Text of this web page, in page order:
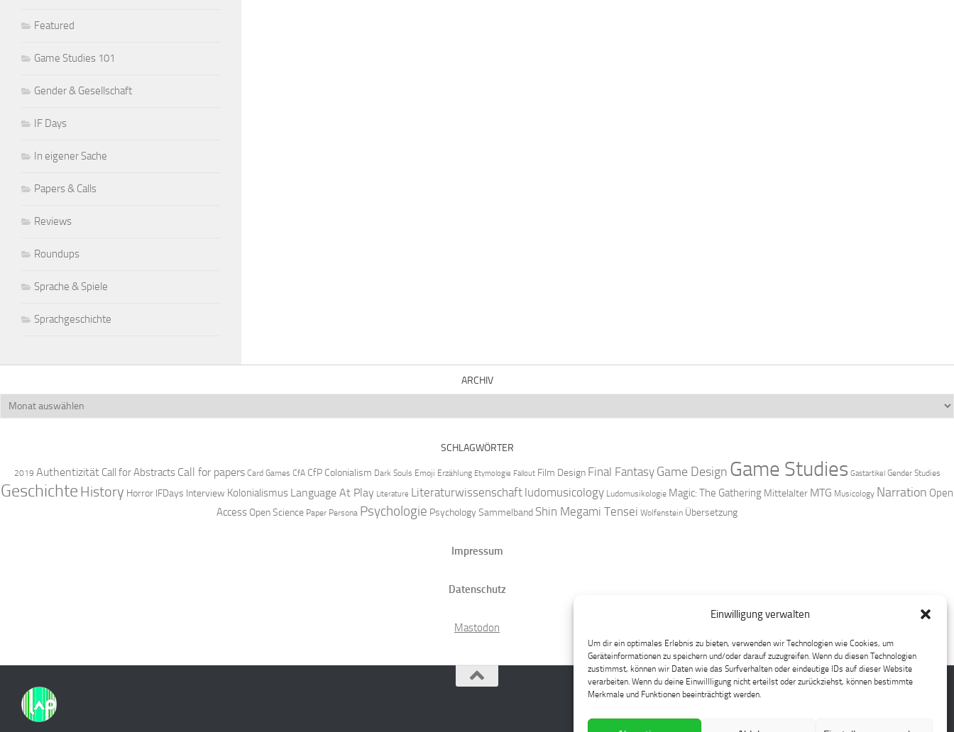
Einwilligung verwalten
Um dir ein optimales Erlebnis zu bieten, verwenden wir Technologien wie Cookies, um
Geräteinformationen zu speichern und/oder darauf zuzugreifen. Wenn du diesen Technologien
zustimmst, können wir Daten wie das Surfverhalten oder eindeutige IDs auf dieser Website
verarbeiten. Wenn du deine Einwillligung nicht erteilst oder zurückziehst, können bestimmte
Merkmale und Funktionen beeinträchtigt werden.
Featured
Game Studies 101
Gender & Gesellschaft
IF Days
In eigener Sache
Papers & Calls
Reviews
Roundups
Sprache & Spiele
Sprachgeschichte
ARCHIV
Archiv
SCHLAGWÖRTER
2019 Authentizität Call for Abstracts Call for papers Card Games CfA CfP Colonialism Dark Souls Emoji Erzählung Etymologie Fallout Film Design Final Fantasy Game Design Game Studies Gastartikel Gender Studies
Geschichte History Horror IFDays Interview Kolonialismus Language At Play Literature Literaturwissenschaft ludomusicology Ludomusikologie Magic: The Gathering Mittelalter MTG Musicology Narration Open
Access Open Science Paper Persona Psychologie PsychologySammelband Shin Megami Tensei Wolfenstein Übersetzung
Impressum
Datenschutz
Mastodon